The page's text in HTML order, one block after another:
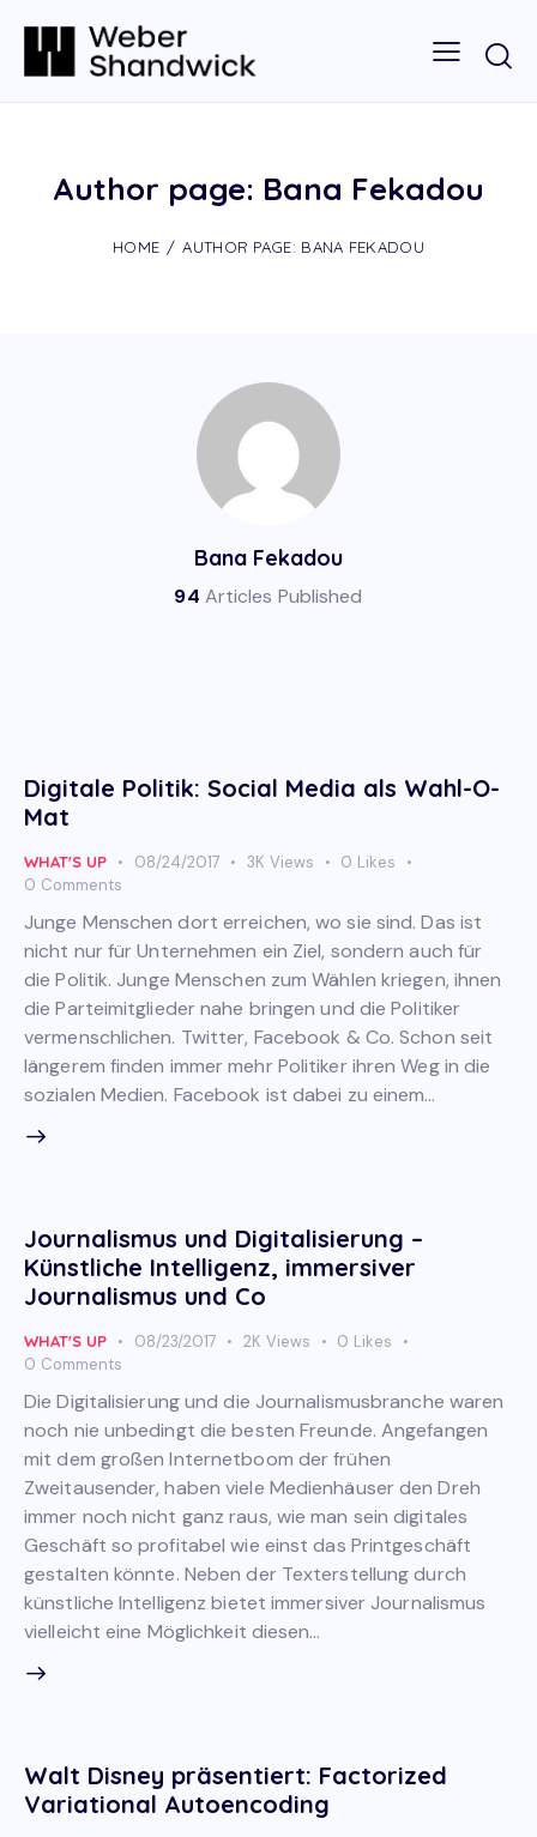
Author page: Bana Fekadou
HOME AUTHOR PAGE: BANA FEKADOU
Bana Fekadou
94 Articles Published
Digitale Politik: Social Media als Wahl-O-
Mat
WHAT'S UP 08/24/2017 3K Views 0 Likes
0 Comments
Junge Menschen dort erreichen, wo sie sind. Das ist
nicht nur für Unternehmen ein Ziel, sondern auch für
die Politik. Junge Menschen zum Wählen kriegen, ihnen
die Parteimitglieder nahe bringen und die Politiker
vermenschlichen. Twitter, Facebook & Co. Schon seit
längerem finden immer mehr Politiker ihren Weg in die
sozialen Medien. Facebook ist dabei zu einem…
Journalismus und Digitalisierung –
Künstliche Intelligenz, immersiver
Journalismus und Co
WHAT'S UP 08/23/2017 2K Views 0 Likes
0 Comments
Die Digitalisierung und die Journalismusbranche waren
noch nie unbedingt die besten Freunde. Angefangen
mit dem großen Internetboom der frühen
Zweitausender, haben viele Medienhäuser den Dreh
immer noch nicht ganz raus, wie man sein digitales
Geschäft so profitabel wie einst das Printgeschäft
gestalten könnte. Neben der Texterstellung durch
künstliche Intelligenz bietet immersiver Journalismus
vielleicht eine Möglichkeit diesen…
Walt Disney präsentiert: Factorized
Variational Autoencoding